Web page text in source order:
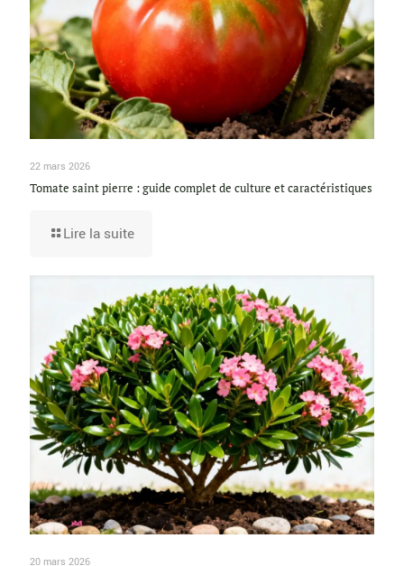
22 mars 2026
Tomate saint pierre : guide complet de culture et caractéristiques
Lire la suite
20 mars 2026